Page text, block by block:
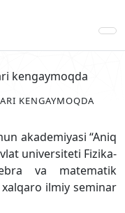
kengaymoqda
KENGAYMOQDA
akademiyasi “Aniq
universiteti Fizika-
va matematik
ilmiy seminar